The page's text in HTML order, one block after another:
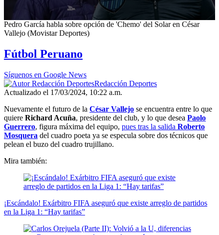
0
seconds
minutes,
17
seconds
Pedro García habla sobre opción de 'Chemo' del Solar en César
Vallejo (Movistar Deportes)
Fútbol Peruano
Síguenos en Google News
Redacción Deportes
Actualizado el 17/03/2024, 10:22 a.m.
Nuevamente el futuro de la César Vallejo se encuentra entre lo que
quiere Richard Acuña, presidente del club, y lo que desea Paolo
Guerrero, figura máxima del equipo, pues tras la salida Roberto
Mosquera del cuadro poeta ya se especula sobre dos técnicos que
pelean el buzo del cuadro trujillano.
Mira también:
¡Escándalo! Exárbitro FIFA aseguró que existe arreglo de partidos
en la Liga 1: “Hay tarifas”